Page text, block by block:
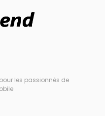
les passionnés de